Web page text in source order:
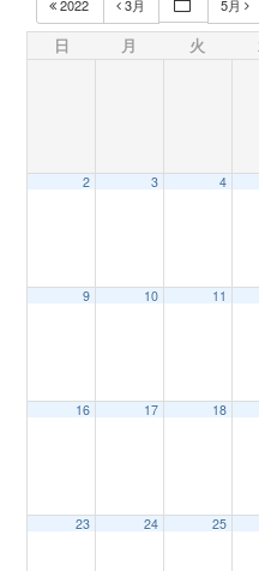
2022 3月 5月
日 月 火
2 3 4
9 10 11
16 17 18
23 24 25